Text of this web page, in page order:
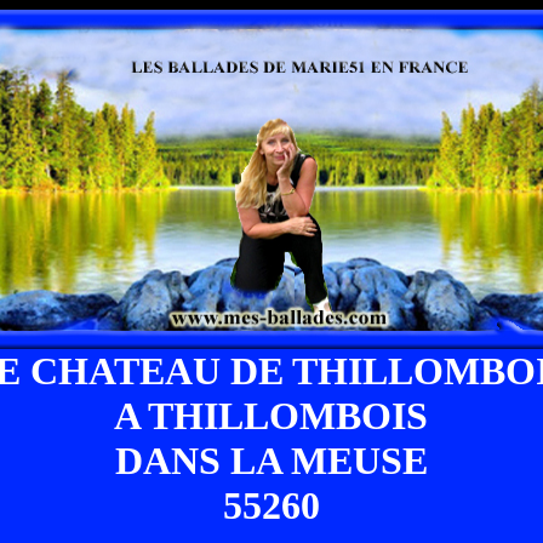
CHATEAU DE
A THILLOMBOIS
DANS LA MEUSE
55260